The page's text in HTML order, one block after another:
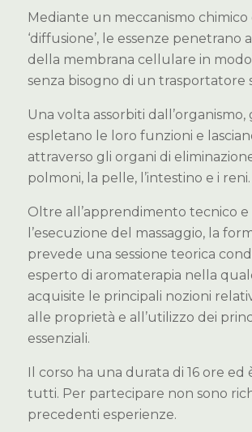
Mediante un meccanismo
‘diffusione’, le essenze penetrano
della membrana cellulare in
senza bisogno di un trasportatore
Una volta assorbiti dall’organismo,
espletano le loro funzioni e
attraverso gli organi di
polmoni, la pelle, l’intestino e i reni.
Oltre all’apprendimento tecnico
l’esecuzione del massaggio, la
prevede una sessione teorica
esperto di aromaterapia nella
acquisite le principali nozioni
alle proprietà e all’utilizzo dei
essenziali.
Il corso ha una durata di 16 ore ed
tutti. Per partecipare non sono
precedenti esperienze.